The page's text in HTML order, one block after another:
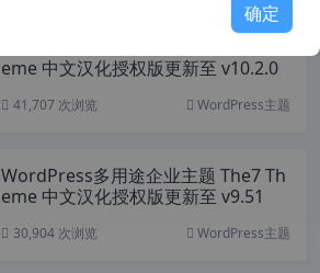
eme 中文汉化授权版更新至 v10.2.0
41,707 次浏览 WordPress主题
WordPress多用途企业主题 The7 Th
eme 中文汉化授权版更新至 v9.51
30,904 次浏览 WordPress主题
确定